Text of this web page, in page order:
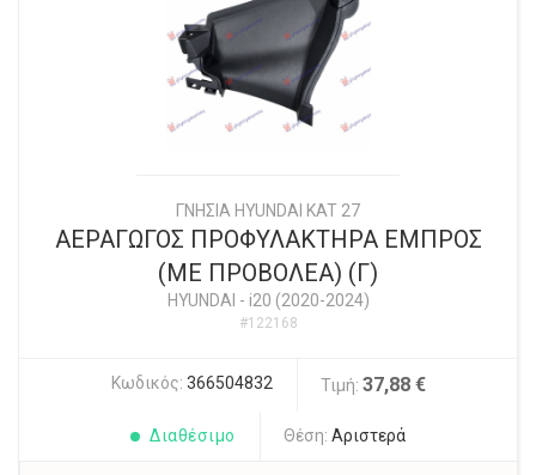
ΓΝΗΣΙΑ HYUNDAI KAT 27
ΑΕΡΑΓΩΓΟΣ ΠΡΟΦΥΛΑΚΤΗΡΑ ΕΜΠΡΟΣ
(ΜΕ ΠΡΟΒΟΛΕΑ) (Γ)
HYUNDAI - i20 (2020-2024)
#122168
Κωδικός: 366504832 Τιμή: 37,88 €
Διαθέσιμο Θέση: Αριστερά